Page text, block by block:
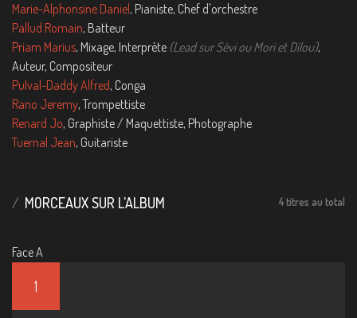
Marie-Alphonsine Daniel, Pianiste, Chef d'orchestre
Pallud Romain, Batteur
Priam Marius, Mixage, Interprète (Lead sur Sèvi ou Mori et Dilou),
Auteur, Compositeur
Pulval-Daddy Alfred, Conga
Rano Jeremy, Trompettiste
Renard Jo, Graphiste / Maquettiste, Photographe
Tuernal Jean, Guitariste
MORCEAUX SUR L'ALBUM 4 titres au total
Face A
1